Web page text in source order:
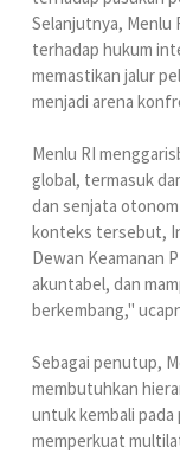
Selanjutnya, Menlu
terhadap hukum
memastikan jalur
menjadi arena
Menlu RI
global, termasuk
dan senjata
konteks tersebut,
Dewan Keamanan
akuntabel, dan
berkembang,"
Sebagai penutup,
membutuhkan
untuk kembali pada
memperkuat